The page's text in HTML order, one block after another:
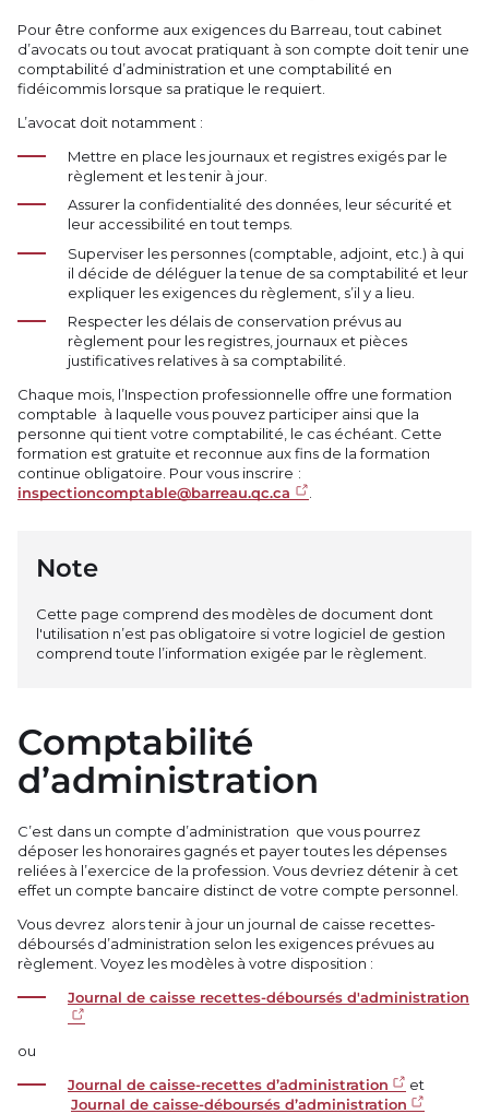
Pour être conforme aux exigences du Barreau, tout cabinet
d’avocats ou tout avocat pratiquant à son compte doit tenir une
comptabilité d’administration et une comptabilité en
fidéicommis lorsque sa pratique le requiert.
L’avocat doit notamment :
Mettre en place les journaux et registres exigés par le
règlement et les tenir à jour.
Assurer la confidentialité des données, leur sécurité et
leur accessibilité en tout temps.
Superviser les personnes (comptable, adjoint, etc.) à qui
il décide de déléguer la tenue de sa comptabilité et leur
expliquer les exigences du règlement, s’il y a lieu.
Respecter les délais de conservation prévus au
règlement pour les registres, journaux et pièces
justificatives relatives à sa comptabilité.
Chaque mois, l’Inspection professionnelle offre une formation
comptable à laquelle vous pouvez participer ainsi que la
personne qui tient votre comptabilité, le cas échéant. Cette
formation est gratuite et reconnue aux fins de la formation
continue obligatoire. Pour vous inscrire :
inspectioncomptable@barreau.qc.ca
Note
Cette page comprend des modèles de document dont
l'utilisation n’est pas obligatoire si votre logiciel de gestion
comprend toute l’information exigée par le règlement.
Comptabilité
d’administration
C’est dans un compte d’administration que vous pourrez
déposer les honoraires gagnés et payer toutes les dépenses
reliées à l’exercice de la profession. Vous devriez détenir à cet
effet un compte bancaire distinct de votre compte personnel.
Vous devrez alors tenir à jour un journal de caisse recettes-
déboursés d’administration selon les exigences prévues au
règlement. Voyez les modèles à votre disposition :
Journal de caisse recettes-déboursés d'administration
ou
Journal de caisse-recettes d’administration
et
Journal de caisse-déboursés d’administration